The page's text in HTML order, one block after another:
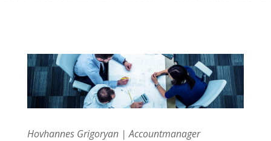
Hovhannes Grigoryan | Accountmanager